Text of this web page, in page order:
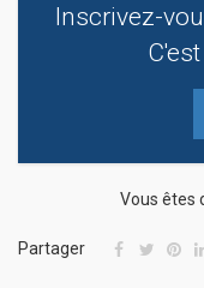
Inscrivez-
Vous êtes
Partager